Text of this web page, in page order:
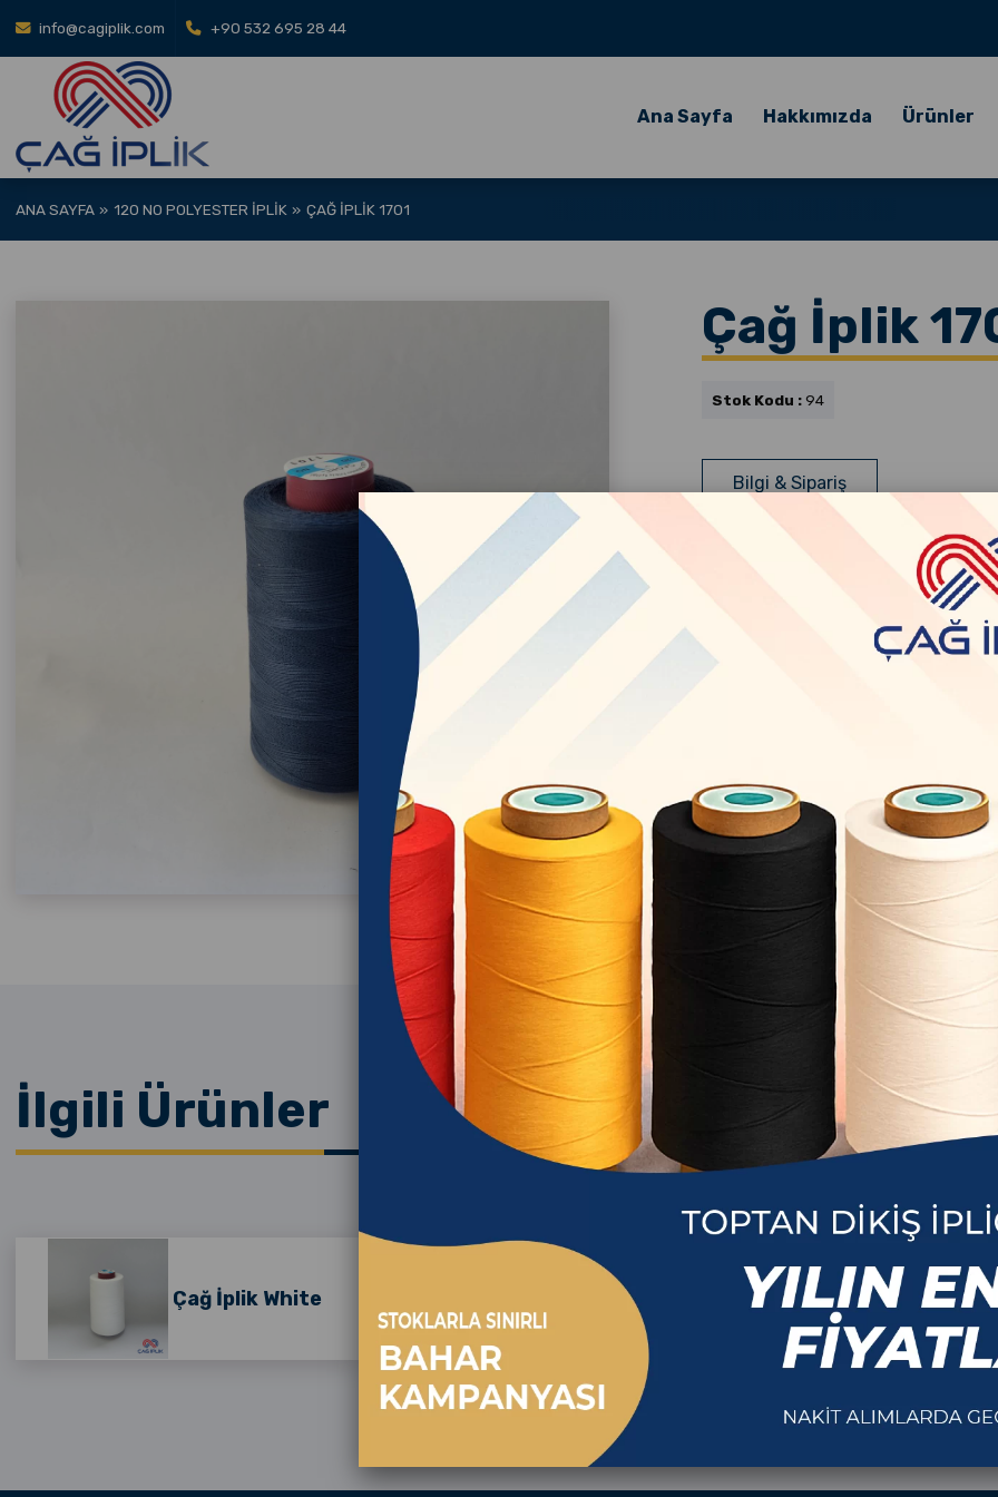
info@cagiplik.com +90 532 695 28 44
Ana Sayfa Hakkımızda Ürünler
ANA SAYFA 120 NO POLYESTER İPLIK ÇAĞ İPLIK 1701
Çağ İplik
Stok Kodu :94
Bilgi & Sipariş
İlgili Ürünler
Çağ
Çağ İplik White
Jukisan 120 No İplik
White
Jukisan